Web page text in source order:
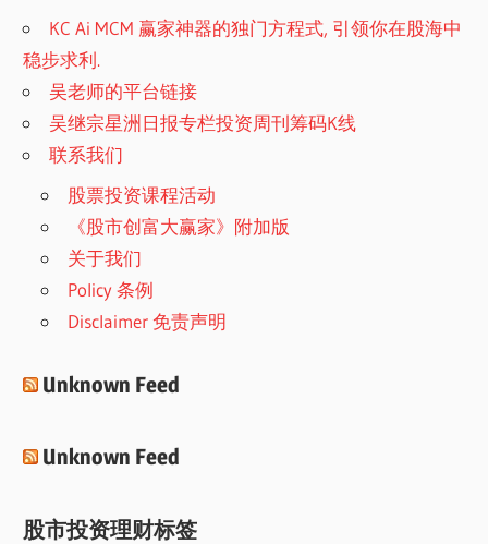
KC Ai MCM 赢家神器的独门方程式, 引领你在股海中
稳步求利.
吴老师的平台链接
吴继宗星洲日报专栏投资周刊筹码K线
联系我们
股票投资课程活动
《股市创富大赢家》附加版
关于我们
Policy 条例
Disclaimer 免责声明
Unknown Feed
Unknown Feed
股市投资理财标签